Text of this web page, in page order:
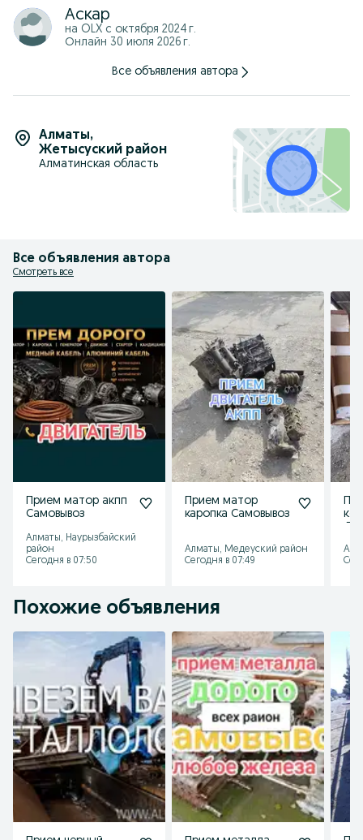
Аскар
на OLX с октября 2024 г.
Онлайн 30 июля 2026 г.
Все объявления автора
Алматы,
Жетысуский район
Алматинская область
Все объявления автора
Смотреть все
Прием матор акпп
Самовывоз
Алматы, Наурызбайский
район
Сегодня в 07:50
Прием матор
каропка Самовывоз
Алматы, Медеуский район
Сегодня в 07:49
Похожие объявления